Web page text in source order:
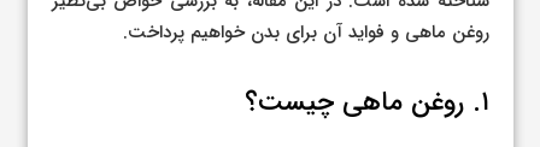
روغن ماهی و فواید آن برای بدن خواهیم پرداخت.
۱. روغن ماهی چیست؟